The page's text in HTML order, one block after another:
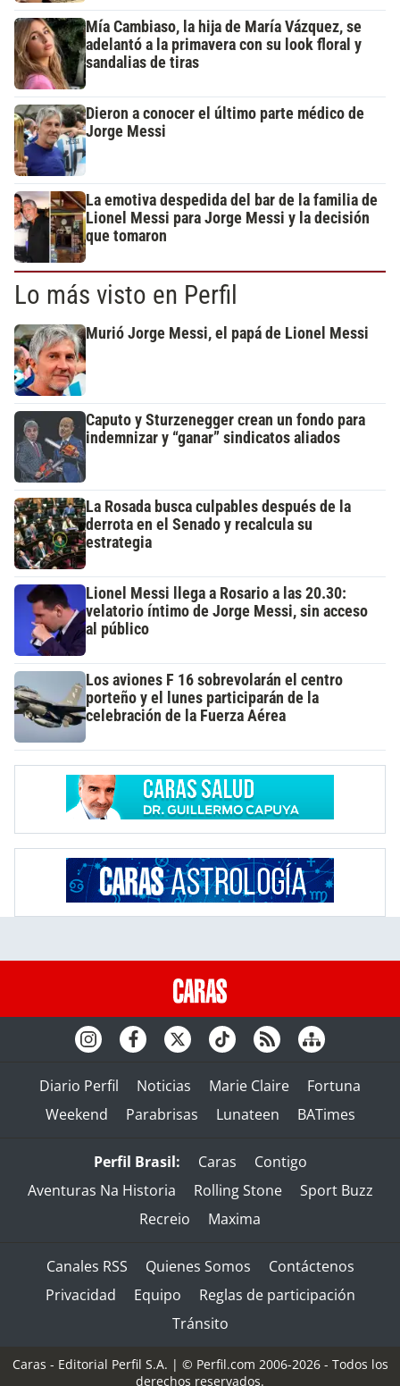
Mía Cambiaso, la hija de María Vázquez, se
adelantó a la primavera con su look floral y
sandalias de tiras
Dieron a conocer el último parte médico de
Jorge Messi
La emotiva despedida del bar de la familia de
Lionel Messi para Jorge Messi y la decisión
que tomaron
Lo más visto en Perfil
Murió Jorge Messi, el papá de Lionel Messi
Caputo y Sturzenegger crean un fondo para
indemnizar y “ganar” sindicatos aliados
La Rosada busca culpables después de la
derrota en el Senado y recalcula su
estrategia
Lionel Messi llega a Rosario a las 20.30:
velatorio íntimo de Jorge Messi, sin acceso
al público
Los aviones F 16 sobrevolarán el centro
porteño y el lunes participarán de la
celebración de la Fuerza Aérea
Diario Perfil Noticias Marie Claire
Fortuna
Weekend
Parabrisas Lunateen BATimes
Perfil Brasil: Caras
Contigo
Aventuras Na Historia
Rolling Stone
Sport Buzz
Recreio
Maxima
Canales RSS Quienes Somos
Contáctenos
Privacidad
Equipo
Reglas de participación
Tránsito
Caras - Editorial Perfil S.A. | © Perfil.com 2006-2026 - Todos los
derechos reservados.